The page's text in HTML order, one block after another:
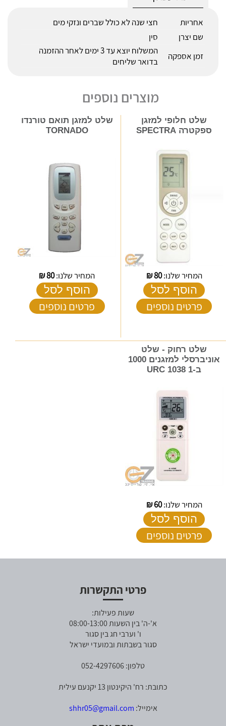
אחריות
חצי שנה לא כולל שברים ונזקי מים
שם יצרן
סין
זמן אספקה
המשלוח יוצא עד 3 ימים לאחר ההזמנה
בדואר שליחים
מוצרים נוספים
שלט חלופי למזגן
ספקטרה SPECTRA
המחיר שלנו:80
₪
הוסף לסל
פרטים נוספים
שלט למזגן תואם טורנדו
TORNADO
המחיר שלנו:80
₪
הוסף לסל
פרטים נוספים
שלט רחוק - שלט
אוניברסלי למזגנים 1000
ב-1 URC 1038
המחיר שלנו:60
₪
הוסף לסל
פרטים נוספים
פרטי התקשרות
שעות פעילות:
א'-ה' בין השעות 08:00-13:00
ו' וערבי חג בין סגור
סגור בשבתות ובמועדי ישראל
טלפון: 052-4297606
כתובת: רח' היקינטון 13 יקנעם עילית
אימייל: shhr05@gmail.com